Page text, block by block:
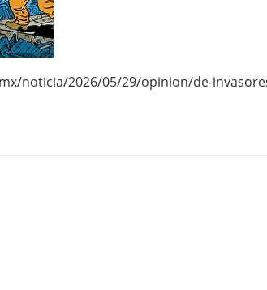
noticia/2026/05/29/opinion/de-